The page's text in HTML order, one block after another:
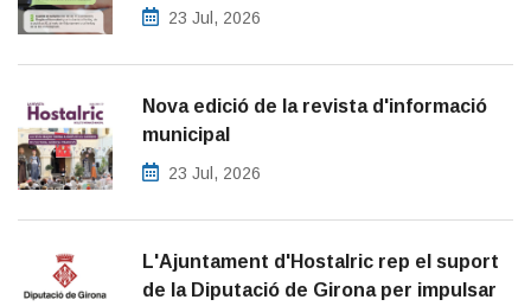
23 Jul, 2026
Nova edició de la revista d'informació
municipal
23 Jul, 2026
L'Ajuntament d'Hostalric rep el suport
de la Diputació de Girona per impulsar